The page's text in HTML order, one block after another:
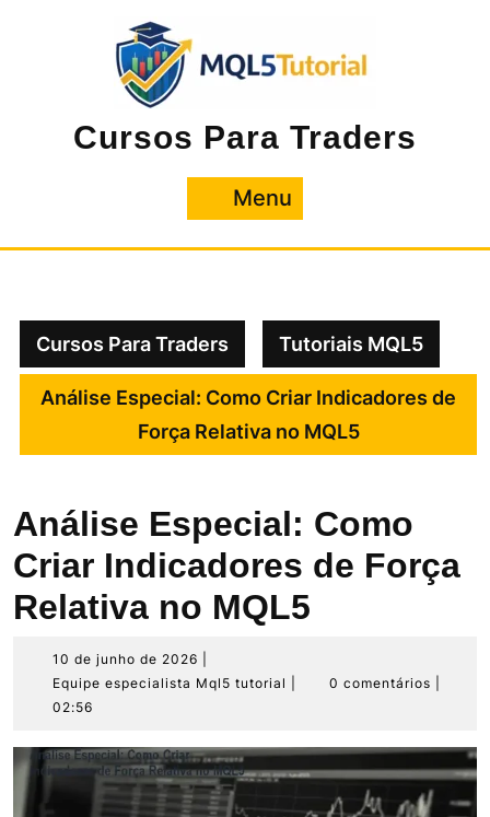
Cursos Para Traders
Menu
Cursos Para Traders Tutoriais MQL5
Análise Especial: Como Criar Indicadores de
Força Relativa no MQL5
Análise Especial: Como
Criar Indicadores de Força
Relativa no MQL5
10 de junho de 2026
de
2026
Equipe especialista Mql5 tutorial
Equipe
tutorial
0 comentários
02:56